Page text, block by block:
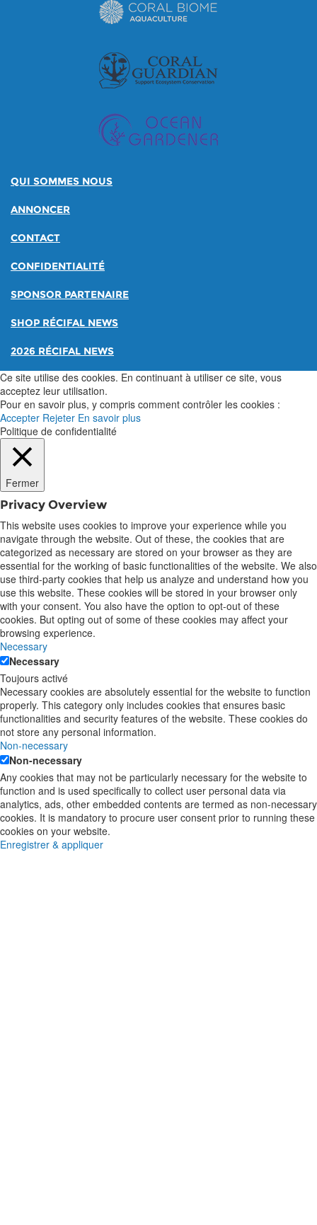
QUI SOMMES NOUS
ANNONCER
CONTACT
CONFIDENTIALITÉ
SPONSOR PARTENAIRE
SHOP RÉCIFAL NEWS
2026 RÉCIFAL NEWS
Ce site utilise des cookies. En continuant à utiliser ce site, vous
acceptez leur utilisation.
Pour en savoir plus, y compris comment contrôler les cookies :
Accepter Rejeter En savoir plus
Politique de confidentialité
Fermer
Privacy Overview
This website uses cookies to improve your experience while you
navigate through the website. Out of these, the cookies that are
categorized as necessary are stored on your browser as they are
essential for the working of basic functionalities of the website. We also
use third-party cookies that help us analyze and understand how you
use this website. These cookies will be stored in your browser only
with your consent. You also have the option to opt-out of these
cookies. But opting out of some of these cookies may affect your
browsing experience.
Necessary
Necessary
Toujours activé
Necessary cookies are absolutely essential for the website to function
properly. This category only includes cookies that ensures basic
functionalities and security features of the website. These cookies do
not store any personal information.
Non-necessary
Non-necessary
Any cookies that may not be particularly necessary for the website to
function and is used specifically to collect user personal data via
analytics, ads, other embedded contents are termed as non-necessary
cookies. It is mandatory to procure user consent prior to running these
cookies on your website.
Enregistrer & appliquer